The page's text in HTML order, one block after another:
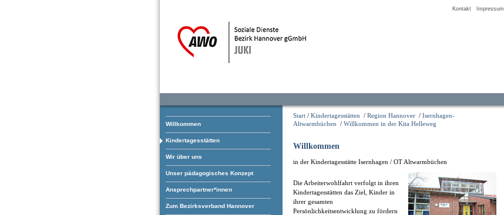
Kontakt Impressum
Willkommen
Kindertagesstätten
Wir über uns
Unser pädagogisches Konzept
Ansprechpartner*innen
Zum Bezirksverband Hannover
Start / Kindertagesstätten / Region Hannover / Isernhagen-
Altwarmbüchen / Willkommen in der Kita Helleweg
Willkommen
in der Kindertagesstätte Isernhagen / OT Altwarmbüchen
Die Arbeiterwohlfahrt verfolgt in ihren
Kindertagesstätten das Ziel, Kinder in
ihrer gesamten
Persönlichkeitsentwicklung zu fördern